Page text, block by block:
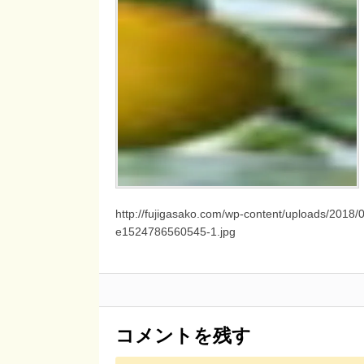
http://fujigasako.com/wp-content/uploads/
e1524786560545-1.jpg
コメントを残す